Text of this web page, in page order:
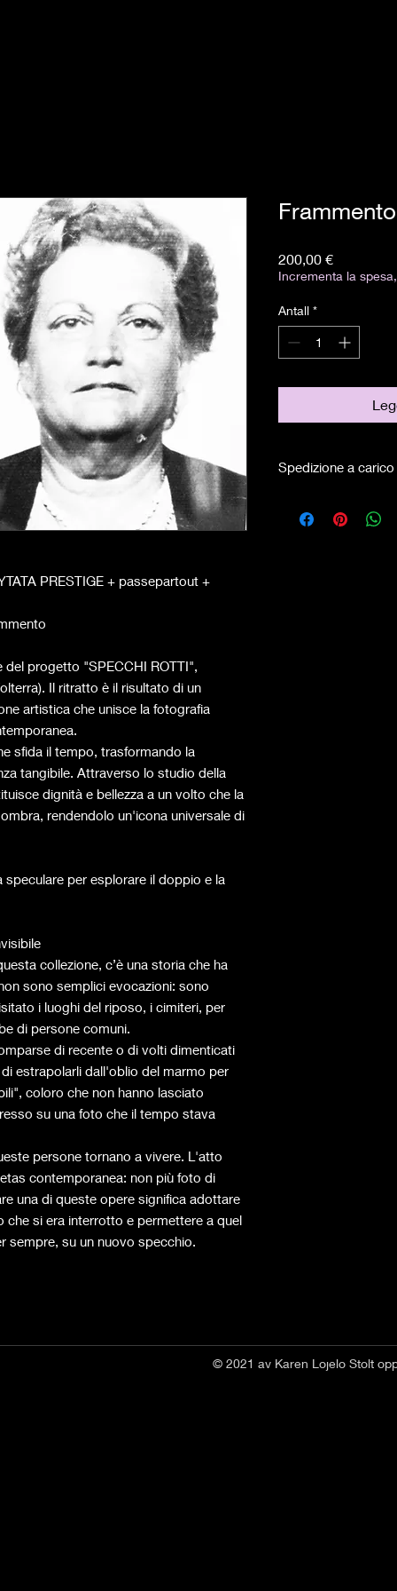
PRESTIGE + passepartout +
progetto "SPECCHI ROTTI",
Il ritratto è il risultato di un
artistica che unisce la fotografia
sfida il tempo, trasformando la
tangibile. Attraverso lo studio della
dignità e bellezza a un volto che la
rendendolo un'icona universale di
per esplorare il doppio e la
collezione, c’è una storia che ha
sono semplici evocazioni: sono
i luoghi del riposo, i cimiteri, per
di persone comuni.
di recente o di volti dimenticati
estrapolarli dall'oblio del marmo per
coloro che non hanno lasciato
su una foto che il tempo stava
persone tornano a vivere. L'atto
contemporanea: non più foto di
una di queste opere significa adottare
si era interrotto e permettere a quel
sempre, su un nuovo specchio.
200,00 €Pris
Incrementa la
Antall *
Spedizione a
© 2021 av Karen Lojelo Stolt